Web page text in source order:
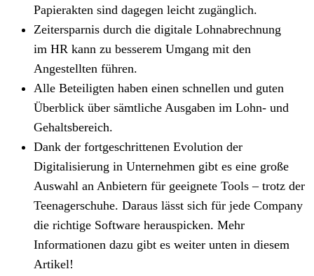
Papierakten sind dagegen leicht zugänglich.
Zeitersparnis durch die digitale Lohnabrechnung
im HR kann zu besserem Umgang mit den
Angestellten führen.
Alle Beteiligten haben einen schnellen und guten
Überblick über sämtliche Ausgaben im Lohn- und
Gehaltsbereich.
Dank der fortgeschrittenen Evolution der
Digitalisierung in Unternehmen gibt es eine große
Auswahl an Anbietern für geeignete Tools – trotz der
Teenagerschuhe. Daraus lässt sich für jede Company
die richtige Software herauspicken. Mehr
Informationen dazu gibt es weiter unten in diesem
Artikel!